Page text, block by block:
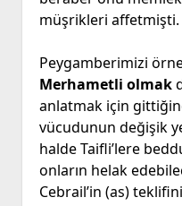
müşrikleri affetmişti.
Peygamberimizi
Merhametli olmak
anlatmak için
vücudunun değişik
halde Taifli’lere
onların helak
Cebrail’in (as)